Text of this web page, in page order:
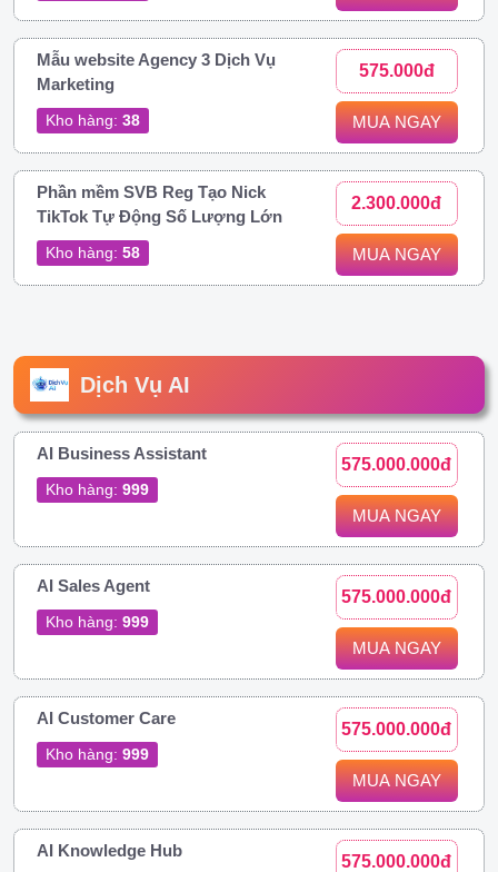
Mẫu website Agency 3 Dịch Vụ
Marketing
Kho hàng: 38
575.000đ
MUA NGAY
Phần mềm SVB Reg Tạo Nick
TikTok Tự Động Số Lượng Lớn
Kho hàng: 58
2.300.000đ
MUA NGAY
Dịch Vụ AI
AI Business Assistant
Kho hàng: 999
575.000.000đ
MUA NGAY
AI Sales Agent
Kho hàng: 999
575.000.000đ
MUA NGAY
AI Customer Care
Kho hàng: 999
575.000.000đ
MUA NGAY
AI Knowledge Hub
575.000.000đ